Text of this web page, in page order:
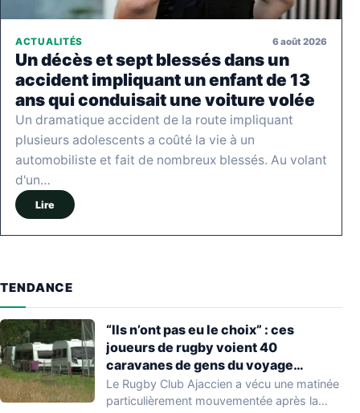
ACTUALITÉS 6 août 2026
Un décès et sept blessés dans un
accident impliquant un enfant de 13
ans qui conduisait une voiture volée
Un dramatique accident de la route impliquant
plusieurs adolescents a coûté la vie à un
automobiliste et fait de nombreux blessés. Au volant
d'un…
Lire
TENDANCE
“Ils n’ont pas eu le choix” : ces
joueurs de rugby voient 40
caravanes de gens du voyage
s’installer dans leur stade, ils les
délogent en moins d’1 heure
Le Rugby Club Ajaccien a vécu une matinée
particulièrement mouvementée après la